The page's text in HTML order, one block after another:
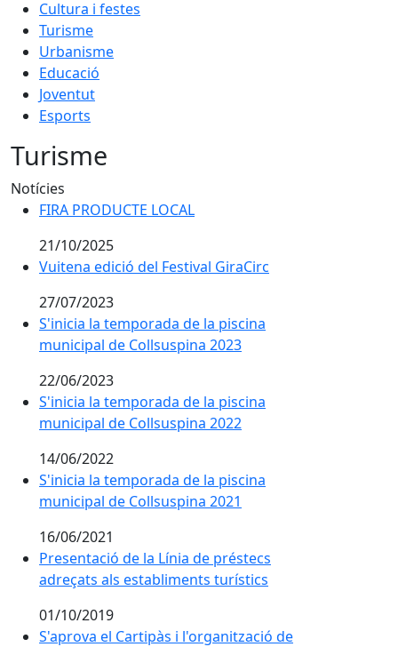
Cultura i festes
Turisme
Urbanisme
Educació
Joventut
Esports
Turisme
Notícies
FIRA PRODUCTE LOCAL
FIRA PRODUCTE LOCAL
21/10/2025
Vuitena edició del Festival GiraCirc
Vuitena edició del Festival GiraCirc
27/07/2023
S'inicia la temporada de la piscina municipal de
S'inicia la temporada de la piscina
municipal de Collsuspina 2023
22/06/2023
S'inicia la temporada de la piscina municipal de
S'inicia la temporada de la piscina
municipal de Collsuspina 2022
14/06/2022
S'inicia la temporada de la piscina municipal de
S'inicia la temporada de la piscina
municipal de Collsuspina 2021
16/06/2021
Presentació de la Línia de préstecs adreçats als
Presentació de la Línia de préstecs
adreçats als establiments turístics
01/10/2019
S'aprova el Cartipàs i l'organització de l'Ajuntament
S'aprova el Cartipàs i l'organització de